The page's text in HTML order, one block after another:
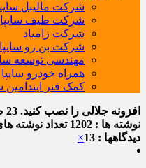
شرکت مالیبل
شرکت طیف سایپا
شرکت زامیاد
شرکت بن رو سایپا
مهندسی توسعه
همراه خودرو سایپا
کمک فنر ایندامین
افزونه جلالی را نصب کنید. 23 صفر 1448
نوشته ها : 1202
تعداد نوشته
دیدگاهها : 13
×